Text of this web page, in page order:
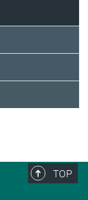
TOP